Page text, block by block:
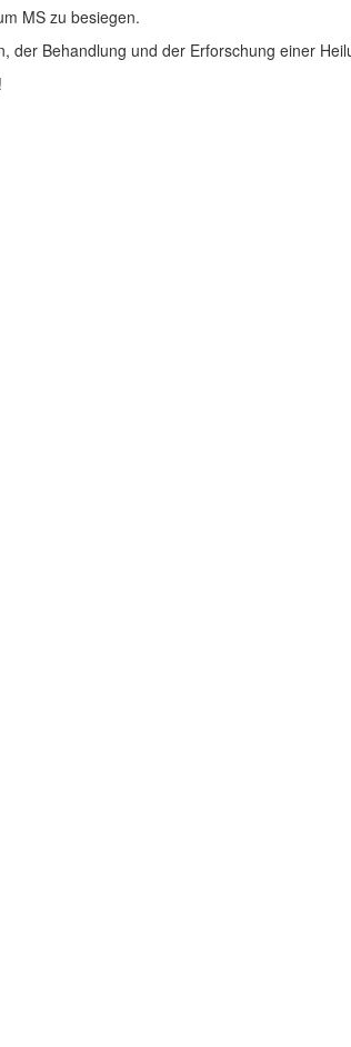
MS zu besiegen.
der Behandlung und der Erforschung einer